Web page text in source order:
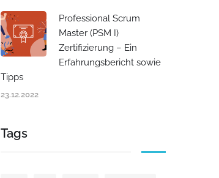
Professional Scrum
Master (PSM I)
Zertifizierung – Ein
Erfahrungsbericht sowie
Tipps
23.12.2022
Tags